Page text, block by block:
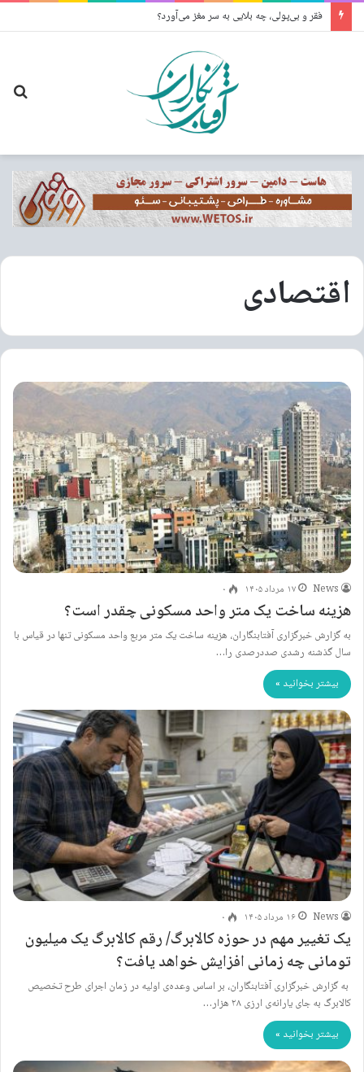
فقر و بی‌پولی، چه بلایی به سر مغز می‌آورد؟
اقتصادی
News ۱۷ مرداد ۱۴۰۵ ۰
هزینه ساخت یک متر واحد مسکونی چقدر است؟
به گزارش خبرگزاری آفتابنگاران، هزینه ساخت یک متر مربع واحد مسکونی تنها در قیاس با
سال گذشنه رشدی صددرصدی را…
بیشتر بخوانید »
News ۱۶ مرداد ۱۴۰۵ ۰
یک تغییر مهم در حوزه کالابرگ/ رقم کالابرگ یک میلیون
تومانی چه زمانی افزایش خواهد یافت؟
به گزارش خبرگزاری آفتابنگاران، بر اساس وعده‌ی اولیه در زمان اجرای طرح تخصیص
کالابرگ به جای یارانه‌ی ارزی ۲۸ هزار…
بیشتر بخوانید »